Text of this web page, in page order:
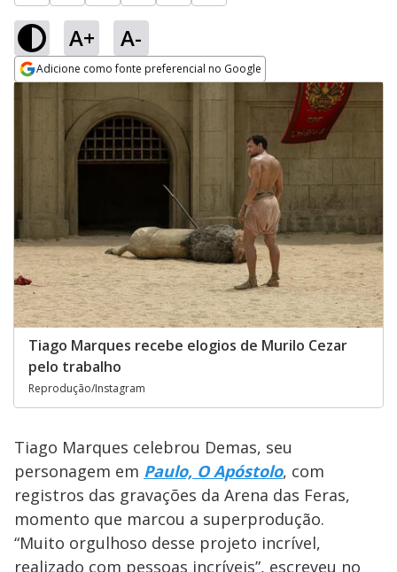
A+ A-
Adicione como fonte preferencial no Google
Opens in new window
Tiago Marques recebe elogios de Murilo Cezar
pelo trabalho
Reprodução/Instagram
Tiago Marques celebrou Demas, seu
personagem em Paulo, O Apóstolo, com
registros das gravações da Arena das Feras,
momento que marcou a superprodução.
“Muito orgulhoso desse projeto incrível,
realizado com pessoas incríveis”, escreveu no